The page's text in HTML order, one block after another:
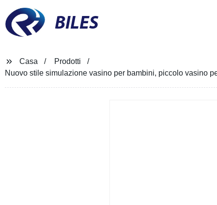
BILES
Casa
Prodotti
Nuovo stile simulazione vasino per bambini, piccolo vasino